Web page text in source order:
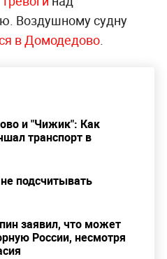
Воздушному судну
в Домодедово.
и "Чижик": Как
транспорт в
подсчитывать
заявил, что может
России, несмотря